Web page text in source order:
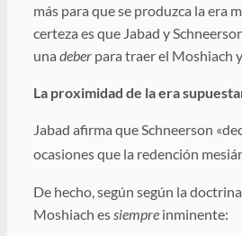
más para que se produzca la era
certeza es que Jabad y
una deberpara traer el Moshiach
La proximidad de la era
Jabad afirma que Schneerson
ocasiones que la redención
De hecho, según según la
Moshiach essiempre inminente: